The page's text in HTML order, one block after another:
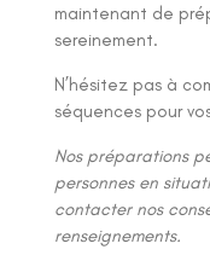
maintenant de
sereinement.
N’hésitez pas à
séquences pour
Nos préparations
personnes en
contacter nos
renseignements.